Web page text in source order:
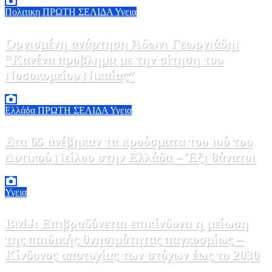
Πολιτικη ΠΡΩΤΗ ΣΕΛΙΔΑΥγεια
Οργισμένη ανάρτηση Άδωνι Γεωργιάδη:
“Κανένα προβλημα με την σίτηση του
Νοσοκομείου Νικαίας”
Ελλάδα ΠΡΩΤΗ ΣΕΛΙΔΑ Υγεια
Στα 65 ανέβηκαν τα κρούσματα του ιού του
Δυτικού Νείλου στην Ελλάδα – Έξι θάνατοι
Υγεια
BMJ: Επιβραδύνεται επικίνδυνα η μείωση
της παιδικής θνησιμότητας παγκοσμίως –
Κίνδυνος αποτυχίας των στόχων έως το 2030